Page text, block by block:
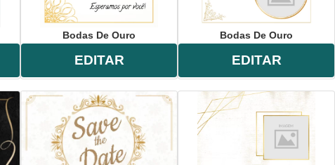
Bodas De Ouro
EDITAR
Bodas De Ouro
EDITAR